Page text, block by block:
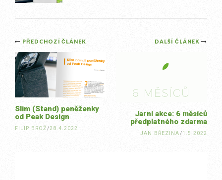
Post
navigation
DALŠÍ ČLÁNEK
Jarní akce: 6 měsíců
předplatného zdarma
JAN BŘEZINA/1.5.2022
PŘEDCHOZÍ ČLÁNEK
Slim (Stand) peněženky
od Peak Design
FILIP BROŽ/28.4.2022